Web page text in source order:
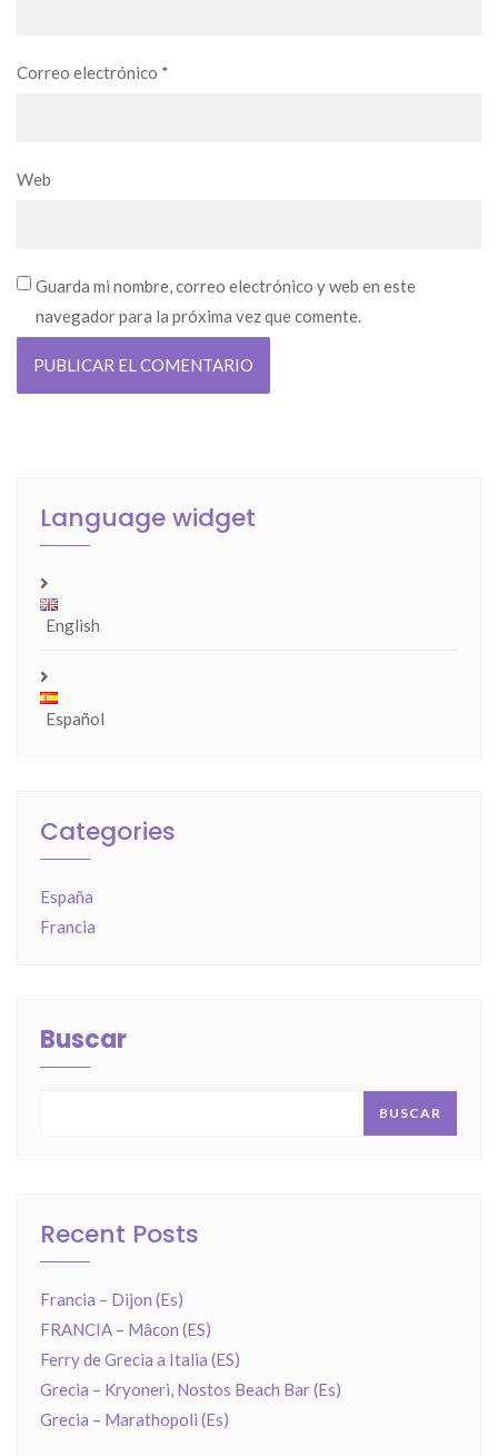
Correo electrónico *
Web
Guarda mi nombre, correo electrónico y web en este
navegador para la próxima vez que comente.
Language widget
English
Español
Categories
España
Francia
Buscar
BUSCAR
Recent Posts
Francia – Dijon (Es)
FRANCIA – Mâcon (ES)
Ferry de Grecia a Italia (ES)
Grecia – Kryoneri, Nostos Beach Bar (Es)
Grecia – Marathopoli (Es)